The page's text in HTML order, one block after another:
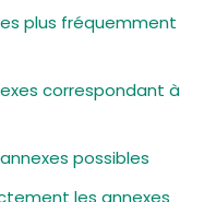
plus fréquemment
correspondant à
possibles
les annexes